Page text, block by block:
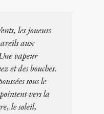
les joueurs
aux
vapeur
et des bouches.
sous le
vers la
le soleil,